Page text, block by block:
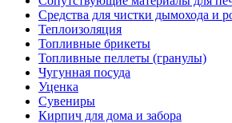
Средства для чистки дымохода и
Теплоизоляция
Топливные брикеты
Топливные пеллеты (гранулы)
Чугунная посуда
Уценка
Сувениры
Кирпич для дома и забора